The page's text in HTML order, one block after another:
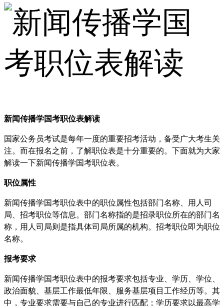
新闻传播学国考职位表解读
国家公务员考试是每年一度的重要招考活动，备受广大考生关
注。而在报名之前，了解职位表是十分重要的。下面就为大家
解读一下新闻传播学国考职位表。
职位属性
新闻传播学国考职位表中的职位属性包括部门名称、用人司
局、招考职位等信息。部门名称指的是招录职位所在的部门名
称，用人司局则是指具体司局所属的机构。招考职位即为职位
名称。
报考要求
新闻传播学国考职位表中的报考要求包括专业、学历、学位、
政治面貌、基层工作最低年限、服务基层项目工作经历等。其
中，专业要求需要与自己的专业进行匹配；学历要求以最高学